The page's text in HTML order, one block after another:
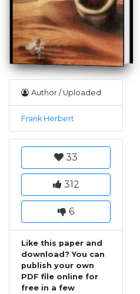
Author / Uploaded
Frank Herbert
33
312
6
Like this paper and
download? You can
publish your own
PDF file online for
free in a few